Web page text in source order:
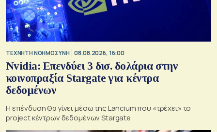
TΕΧΝΗΤΗ ΝΟΗΜΟΣΥΝΗ 08.08.2026, 16:00
Nvidia: Επενδύει 3 δισ. δολάρια στην
κοινοπραξία Stargate για κέντρα
δεδομένων
Η επένδυση θα γίνει μέσω της Lancium που «τρέχει» το
project κέντρων δεδομένων Stargate